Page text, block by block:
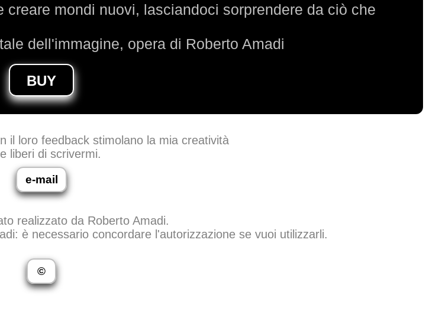
mondi nuovi, lasciandoci sorprendere da ciò che
dell'immagine, opera di Roberto Amadi
BUY
il loro feedback stimolano la mia creatività
liberi di scrivermi.
e-mail
realizzato da Roberto Amadi.
è necessario concordare l'autorizzazione se vuoi utilizzarli.
©